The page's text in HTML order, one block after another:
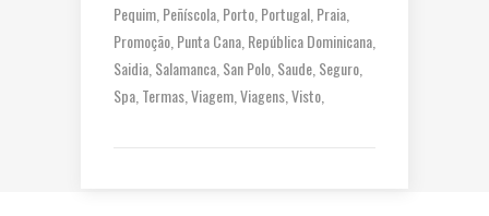
Pequim Peñíscola Porto Portugal Praia
Promoção Punta Cana República Dominicana
Saidia Salamanca San Polo Saude Seguro
Spa Termas Viagem Viagens Visto